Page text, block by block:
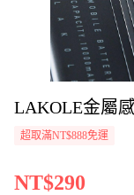
LAKOLE金屬
超取滿NT$888免運
NT$290